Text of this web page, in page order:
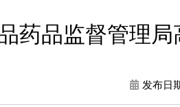
药品监督管理
发布日